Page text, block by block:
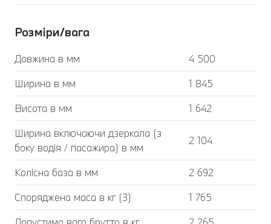
Розміри/вага
Довжина в мм
4 500
Ширина в мм
1 845
Висота в мм
1 642
Ширина включаючи дзеркала (з
боку водія / пасажира) в мм
2 104
Колісна база в мм
2 692
Споряджена маса в кг (3)
1 765